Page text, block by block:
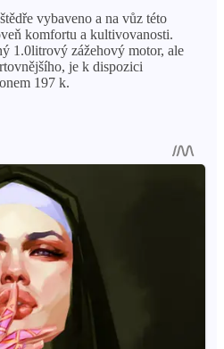
vybaveno a na vůz této
komfortu a kultivovanosti.
1.0litrový zážehový motor, ale
je k dispozici
197 k.